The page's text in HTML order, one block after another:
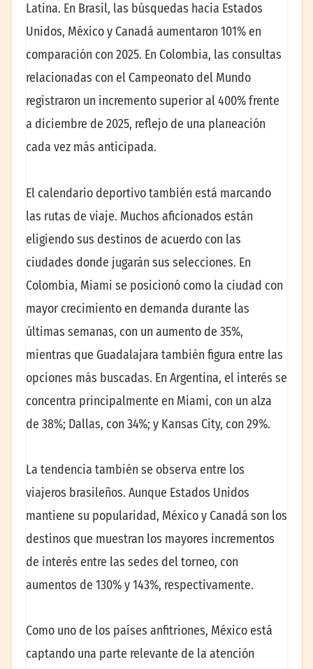
Latina. En Brasil, las búsquedas hacia Estados
Unidos, México y Canadá aumentaron 101% en
comparación con 2025. En Colombia, las consultas
relacionadas con el Campeonato del Mundo
registraron un incremento superior al 400% frente
a diciembre de 2025, reflejo de una planeación
cada vez más anticipada.
El calendario deportivo también está marcando
las rutas de viaje. Muchos aficionados están
eligiendo sus destinos de acuerdo con las
ciudades donde jugarán sus selecciones. En
Colombia, Miami se posicionó como la ciudad con
mayor crecimiento en demanda durante las
últimas semanas, con un aumento de 35%,
mientras que Guadalajara también figura entre las
opciones más buscadas. En Argentina, el interés se
concentra principalmente en Miami, con un alza
de 38%; Dallas, con 34%; y Kansas City, con 29%.
La tendencia también se observa entre los
viajeros brasileños. Aunque Estados Unidos
mantiene su popularidad, México y Canadá son los
destinos que muestran los mayores incrementos
de interés entre las sedes del torneo, con
aumentos de 130% y 143%, respectivamente.
Como uno de los países anfitriones, México está
captando una parte relevante de la atención